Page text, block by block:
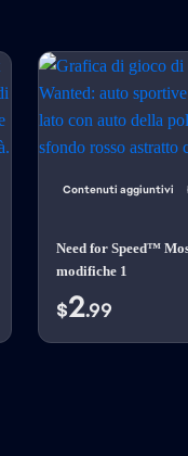
Contenuti aggiuntivi
Need for Speed™
modifiche 1
$2.99